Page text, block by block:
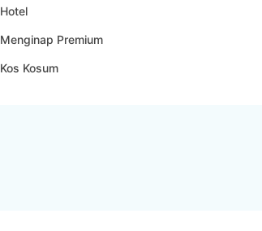
Hotel
Menginap Premium
Kos Kosum